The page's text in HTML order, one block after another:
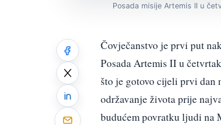
Posada misije Artemis II u
Čovječanstvo je prvi put
Posada Artemis II u
što je gotovo cijeli prvi dan
održavanje života prije
budućem povratku ljudi na